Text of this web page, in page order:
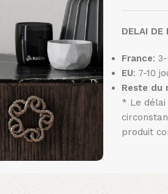
DELAI DE
France:
EU: 7-10
Reste du
* Le délai
produit